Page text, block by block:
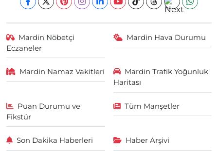
Mardin Nöbetçi
Eczaneler
Mardin Hava Durumu
Mardin Namaz Vakitleri
Mardin Trafik Yoğunluk
Haritası
Puan Durumu ve
Fikstür
Tüm Manşetler
Son Dakika Haberleri Haber Arşivi